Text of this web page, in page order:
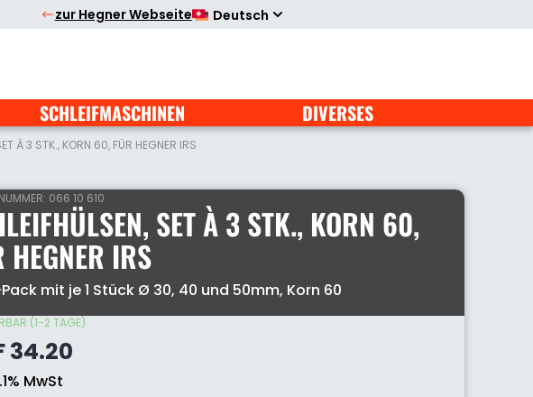
zur Hegner Webseite Deutsch
SCHLEIFMASCHINEN DIVERSES
À 3 STK., KORN 60, FÜR HEGNER IRS
066 10 610
SET À 3 STK., KORN 60,
HEGNER IRS
mit je 1 Stück Ø 30, 40 und 50mm, Korn 60
(1-2 TAGE)
34.20
MwSt
Schleifhülsen,
à
Stk.,
60,